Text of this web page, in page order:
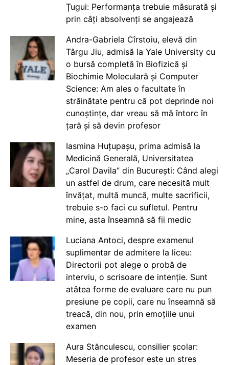
Țugui: Performanța trebuie măsurată și
prin câți absolvenți se angajează
Andra-Gabriela Cîrstoiu, elevă din
Târgu Jiu, admisă la Yale University cu
o bursă completă în Biofizică și
Biochimie Moleculară și Computer
Science: Am ales o facultate în
străinătate pentru că pot deprinde noi
cunoștințe, dar vreau să mă întorc în
țară și să devin profesor
Iasmina Huțupașu, prima admisă la
Medicină Generală, Universitatea
„Carol Davila” din București: Când alegi
un astfel de drum, care necesită mult
învățat, multă muncă, multe sacrificii,
trebuie s-o faci cu sufletul. Pentru
mine, asta înseamnă să fii medic
Luciana Antoci, despre examenul
suplimentar de admitere la liceu:
Directorii pot alege o probă de
interviu, o scrisoare de intenție. Sunt
atâtea forme de evaluare care nu pun
presiune pe copii, care nu înseamnă să
treacă, din nou, prin emoțiile unui
examen
Aura Stănculescu, consilier școlar:
Meseria de profesor este un stres